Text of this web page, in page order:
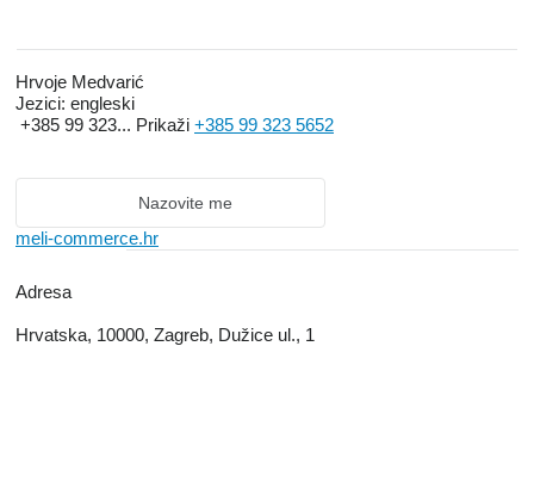
Hrvoje Medvarić
Jezici: engleski
+385 99 323... Prikaži +385 99 323 5652
Nazovite me
meli-commerce.hr
Adresa
Hrvatska, 10000, Zagreb, Dužice ul., 1